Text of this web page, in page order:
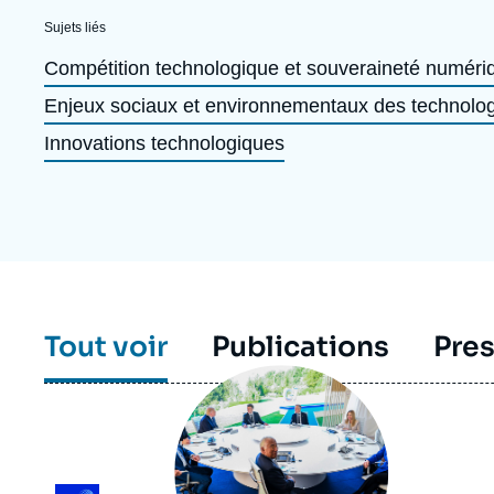
Partenariats et réseaux
Nous soutenir en tant que professionnel
Intelligence artificielle
Guerre en Ukraine
OTAN
Sujets liés
Compétition technologique et souveraineté
Enjeux sociaux et environnementaux des
Innovations technologiques
Tout voir Publications
principale
médiatique